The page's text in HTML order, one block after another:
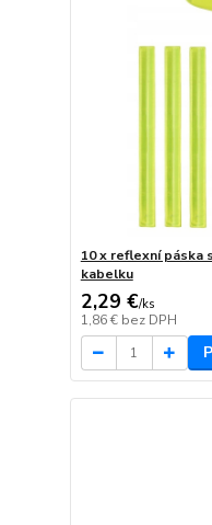
10 x reflexní páska
kabelku
2,29 €/ks
1,86 € bez DPH